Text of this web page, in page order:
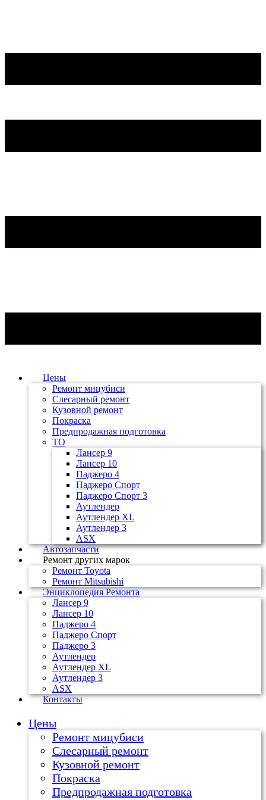
Цены
Ремонт мицубиси
Слесарный ремонт
Кузовной ремонт
Покраска
Предпродажная подготовка
ТО
Лансер 9
Лансер 10
Паджеро 4
Паджеро Спорт
Паджеро Спорт 3
Аутлендер
Аутлендер ХL
Аутлендер 3
ASX
Автозапчасти
Ремонт других марок
Ремонт Toyota
Ремонт Mitsubishi
Энциклопедия Ремонта
Лансер 9
Лансер 10
Паджеро 4
Паджеро Спорт
Паджеро 3
Аутлендер
Аутлендер ХL
Аутлендер 3
ASX
Контакты
Цены
Ремонт мицубиси
Слесарный ремонт
Кузовной ремонт
Покраска
Предпродажная подготовка